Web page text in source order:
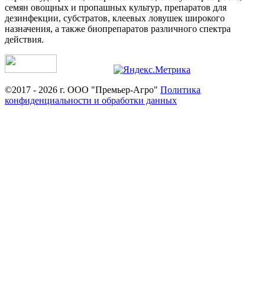
семян овощных и пропашных культур, препаратов для
дезинфекции, субстратов, клеевых ловушек широкого
назначения, а также биопрепаратов различного спектра
действия.
©2017 - 2026 г. ООО "Премьер-Агро" Политика
конфиденциальности и обработки данных